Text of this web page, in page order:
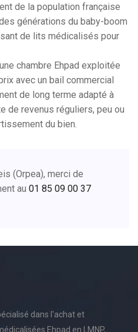
de la population française
générations du baby-boom
de lits médicalisés pour
chambre Ehpad exploitée
avec un bail commercial
de long terme adapté à
de revenus réguliers, peu ou
du bien.
(Orpea), merci de
au 01 85 09 00 37
dans l'achat et
Ehpad en LMNP,